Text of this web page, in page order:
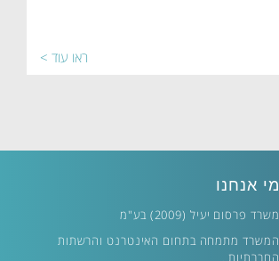
ראו עוד >
מי אנחנו
משרד פרסום יעיל (2009) בע"מ
המשרד מתמחה בתחום האינטרנט והרשתות
החברתיות .